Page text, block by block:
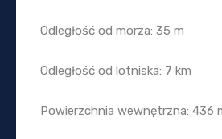
Odległość od morza: 35 m
Odległość od lotniska: 7 km
Powierzchnia wewnętrzna: 436